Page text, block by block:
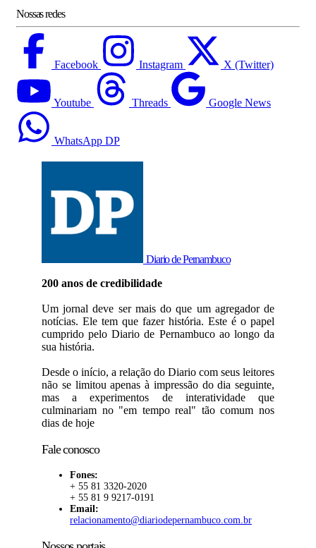
Nossas redes
Facebook Instagram X (Twitter)
Youtube Threads Google News
WhatsApp DP
Diario de Pernambuco
200 anos de credibilidade
Um jornal deve ser mais do que um agregador de
notícias. Ele tem que fazer história. Este é o papel
cumprido pelo Diario de Pernambuco ao longo da
sua história.
Desde o início, a relação do Diario com seus leitores
não se limitou apenas à impressão do dia seguinte,
mas a experimentos de interatividade que
culminariam no "em tempo real" tão comum nos
dias de hoje
Fale conosco
Fones:
+ 55 81 3320-2020
+ 55 81 9 9217-0191
Email:
relacionamento@diariodepernambuco.com.br